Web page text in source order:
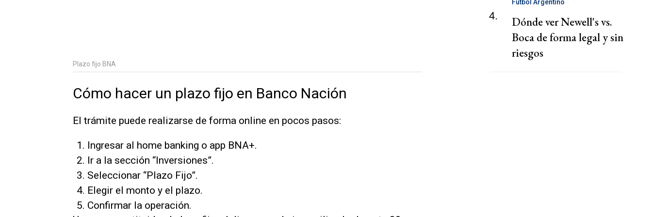
Plazo fijo BNA
Cómo hacer un plazo fijo en Banco Nación
El trámite puede realizarse de forma online en pocos pasos:
Ingresar al home banking o app BNA+.
Ir a la sección “Inversiones”.
Seleccionar “Plazo Fijo”.
Elegir el monto y el plazo.
Confirmar la operación.
4.
Fútbol Argentino
Dónde ver Newell's vs.
Boca de forma legal y sin
riesgos